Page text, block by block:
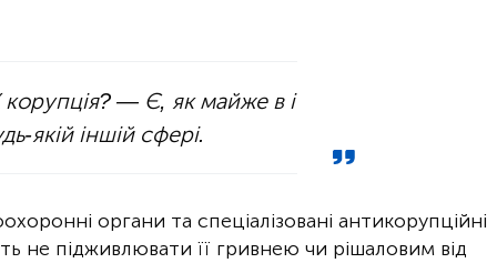
— Є, як майже в і
якій іншій сфері.
органи та спеціалізовані антикорупційні
не підживлювати її гривнею чи рішаловим від